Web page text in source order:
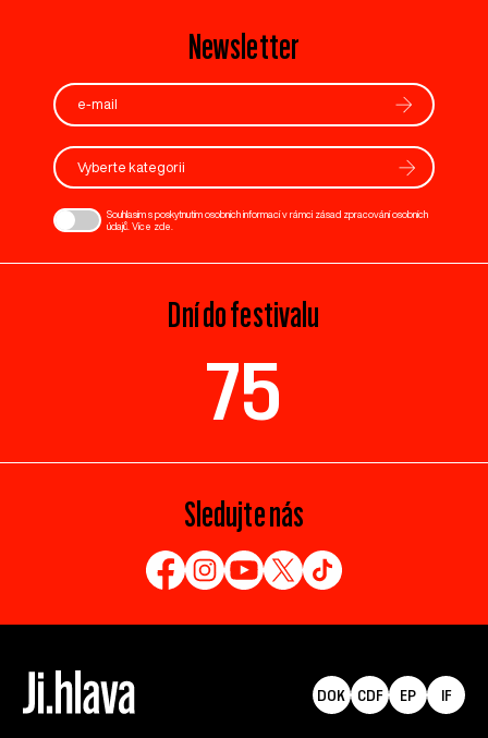
Newsletter
Vyberte kategorii
Souhlasím s poskytnutím osobních informací v rámci zásad zpracování osobních
údajů. Více zde
Dní do festivalu
75
Sledujte nás
DOK CDF EP IF